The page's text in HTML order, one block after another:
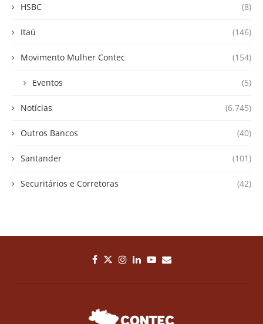
HSBC (8)
Itaú (146)
Movimento Mulher Contec (154)
Eventos (5)
Notícias (6.745)
Outros Bancos (40)
Santander (101)
Securitários e Corretoras (42)